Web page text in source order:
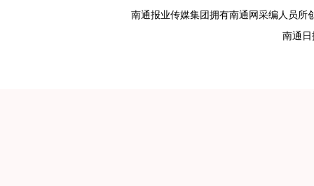
南通报业传媒集团拥有南通网采编人员所
南通日